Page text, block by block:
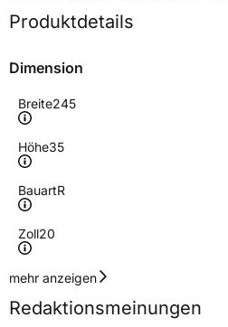
Produktdetails
Dimension
Breite245
Höhe35
BauartR
Zoll20
Geschwindigkeitsindex
Höchstgeschwindigkeit
300 km/h
mehr anzeigen
Redaktionsmeinungen